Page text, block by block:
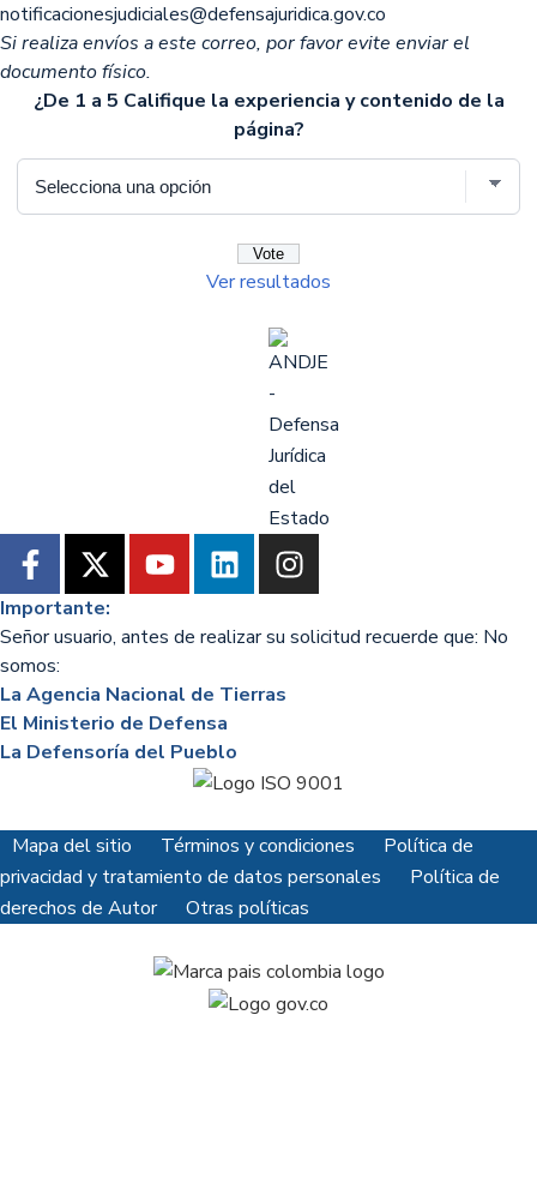
notificacionesjudiciales@defensajuridica.gov.co
Si realiza envíos a este correo, por favor evite enviar el
documento físico.
¿De 1 a 5 Califique la experiencia y contenido de la
página?
Ver resultados
Importante:
Señor usuario, antes de realizar su solicitud recuerde que: No
somos:
La Agencia Nacional de Tierras
El Ministerio de Defensa
La Defensoría del Pueblo
Mapa del sitio Términos y condiciones
Política de
privacidad y tratamiento de datos personales
Política de
derechos de Autor
Otras políticas